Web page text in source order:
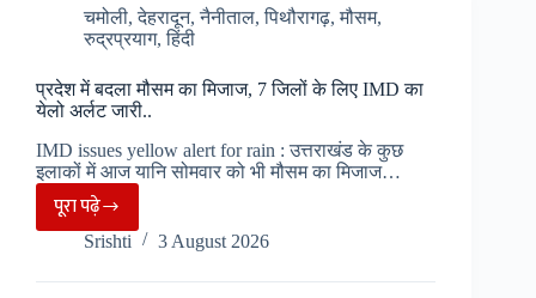
दुर्लभ
जीवों
की
मौजूदगी
संभावनाएं
चमोली,देहरादून,नैनीताल,पिथौरागढ़,मौसम,
रुद्रप्रयाग,हिंदी
प्रदेश में बदला मौसम का मिजाज, 7 जिलों के लिए IMD का
येलो अर्लट जारी..
IMD issues yellow alert for rain : उत्तराखंड के कुछ
इलाकों में आज यानि सोमवार को भी मौसम का मिजाज…
पूरा पढ़ेप्रदेश
में
बदला
Srishti 3 August 2026